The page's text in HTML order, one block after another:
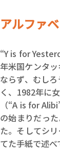
アルファ
“Y is for
年米国ケンタ
ならず、むし
く、1982年に
（“A is for
の始まりだっ
た。そしてシ
てた手紙で述べ